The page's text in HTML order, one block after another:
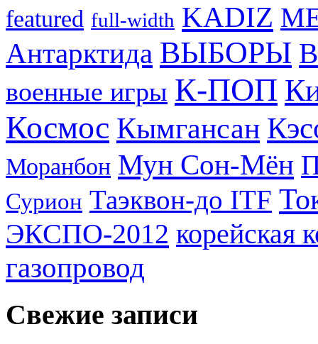
featured full-width KADIZ
Антарктида ВЫБОРЫ
военные игры К-ПОП
Космос Кымгансан
Моранбон Мун Сон-Мён
Сурион Таэквон-до ITF
ЭКСПО-2012 корейская
газопровод
Свежие записи